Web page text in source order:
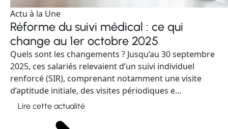
Actu à la Une
Réforme du suivi médical : ce qui
change au 1er octobre 2025
Quels sont les changements ? Jusqu’au 30 septembre
2025, ces salariés relevaient d’un suivi individuel
renforcé (SIR), comprenant notamment une visite
d’aptitude initiale, des visites périodiques e...
Lire cette actualité